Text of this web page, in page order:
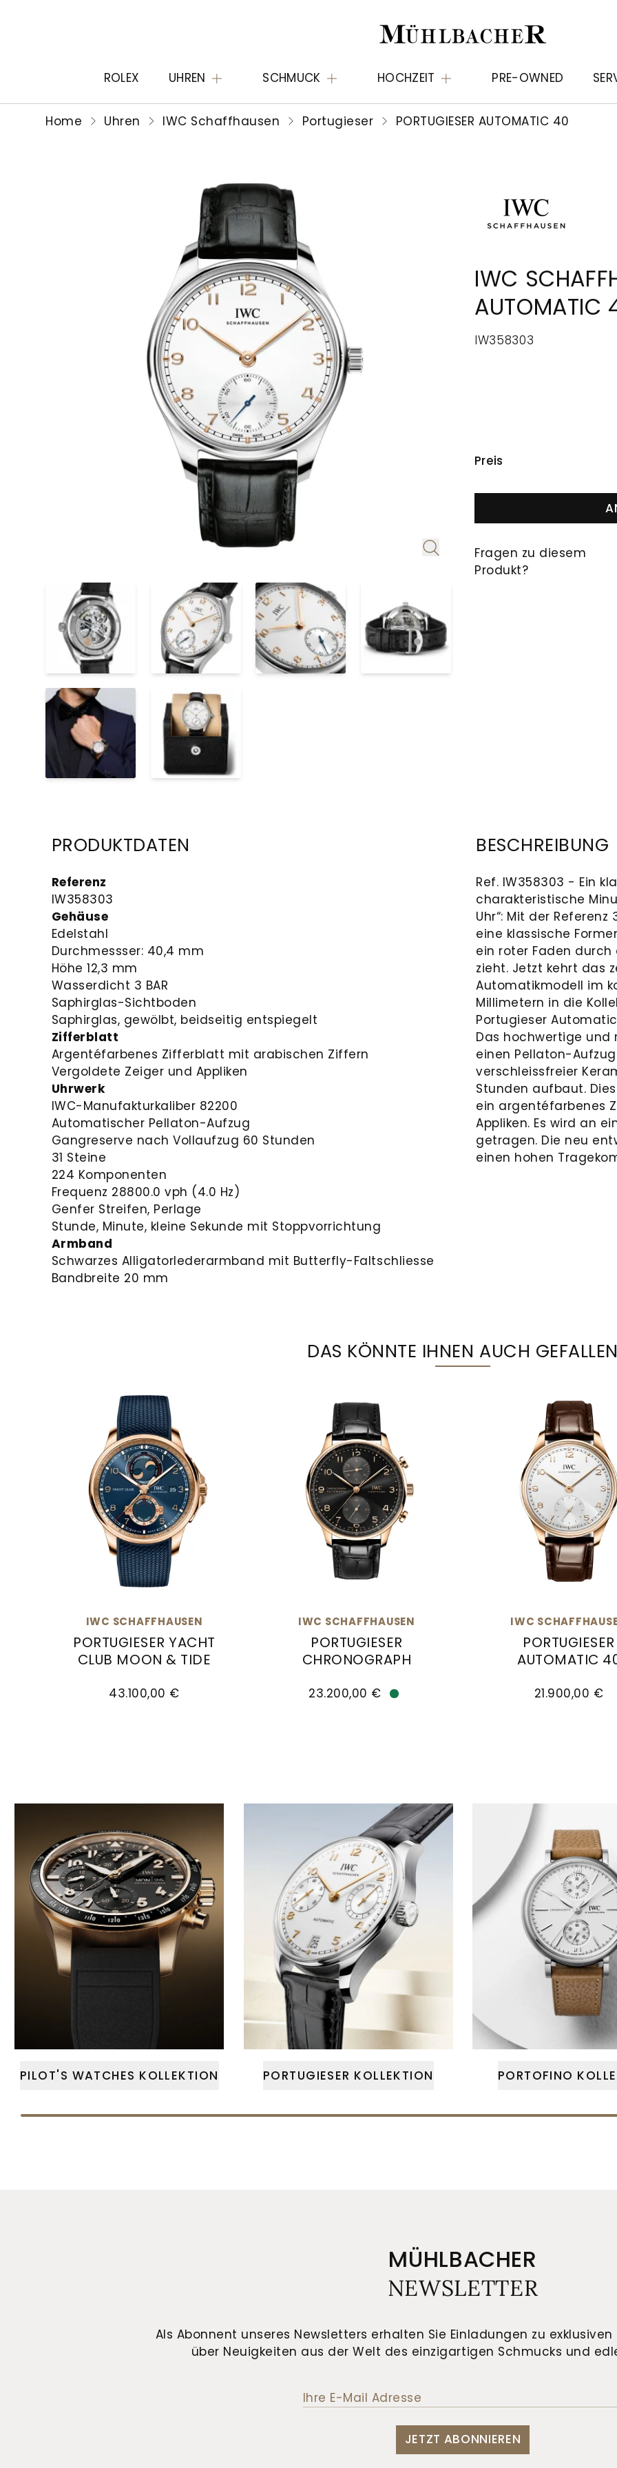
ROLEX UHREN SCHMUCK HOCHZEIT PRE-OWNED
Home Uhren IWC Schaffhausen Portugieser PORTUGIESER AUTOMATIC 40
IWC
AUTOMATIC
IW358303
Preis
Fragen zu diesem
Produkt?
PRODUKTDATEN
Referenz
IW358303
Gehäuse
Edelstahl
Durchmessser: 40,4 mm
Höhe 12,3 mm
Wasserdicht 3 BAR
Saphirglas-Sichtboden
Saphirglas, gewölbt, beidseitig entspiegelt
Zifferblatt
Argentéfarbenes Zifferblatt mit arabischen Ziffern
Vergoldete Zeiger und Appliken
Uhrwerk
IWC-Manufakturkaliber 82200
Automatischer Pellaton-Aufzug
Gangreserve nach Vollaufzug 60 Stunden
31 Steine
224 Komponenten
Frequenz 28800.0 vph (4.0 Hz)
Genfer Streifen, Perlage
Stunde, Minute, kleine Sekunde mit Stoppvorrichtung
Armband
Schwarzes Alligatorlederarmband mit Butterfly-Faltschliesse
Bandbreite 20 mm
BESCHREIBUNG
Ref. IW358303 - Ein
charakteristische
Uhr“: Mit der
eine klassische
ein roter Faden
zieht. Jetzt kehrt das
Automatikmodell im
Millimetern in die
Portugieser
Das hochwertige
einen Pellaton-
verschleissfreier
Stunden aufbaut.
ein argentéfarbenes
Appliken. Es wird an
getragen. Die neu
einen hohen
DAS KÖNNTE IHNEN AUCH
IWC SCHAFFHAUSEN
PORTUGIESER YACHT
CLUB MOON & TIDE
43.100,00 €
IWC SCHAFFHAUSEN
PORTUGIESER
CHRONOGRAPH
23.200,00 €
IWC
PORTUGIESER
AUTOMATIC
21.900,00 €
PILOT'S WATCHES KOLLEKTION PORTUGIESER KOLLEKTION PORTOFINO
MÜHLBACHER
NEWSLETTER
Als Abonnent unseres Newsletters erhalten Sie Einladungen zu
über Neuigkeiten aus der Welt des einzigartigen Schmucks und
JETZT ABONNIEREN